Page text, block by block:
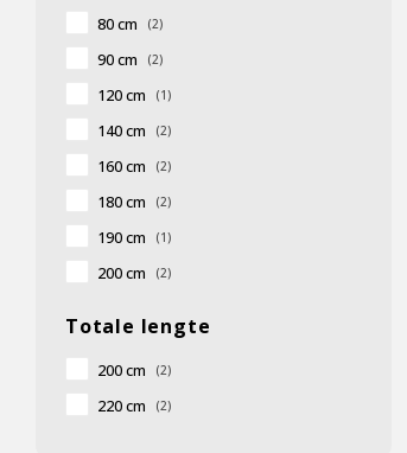
80 cm (2)
90 cm (2)
120 cm (1)
140 cm (2)
160 cm (2)
180 cm (2)
190 cm (1)
200 cm (2)
Totale lengte
200 cm (2)
220 cm (2)